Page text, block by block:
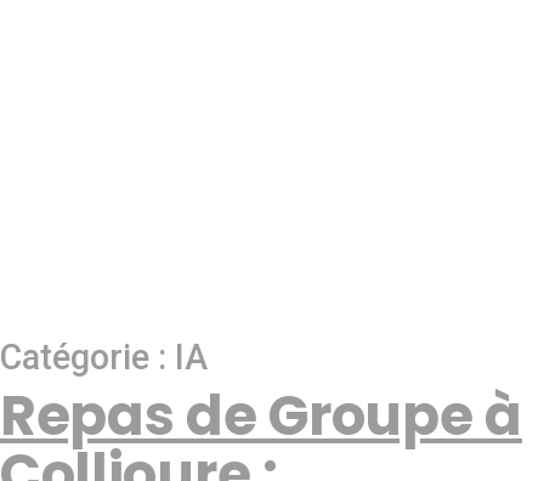
Catégorie : IA
Repas de Groupe à